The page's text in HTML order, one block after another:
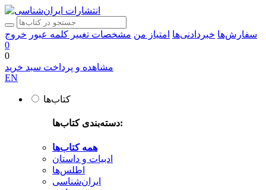
سفارش‌ها خبردادنی‌ها امتیاز من مشخصات تغییر کلمه عبور خروج
0
0
مشاهده و پرداخت سبد خرید
EN
کتاب‌ها
دسته‌بندی کتاب‌ها:
همه کتاب‌ها
ادبیات و داستان
اطلس‌ها
ایران‌شناسی